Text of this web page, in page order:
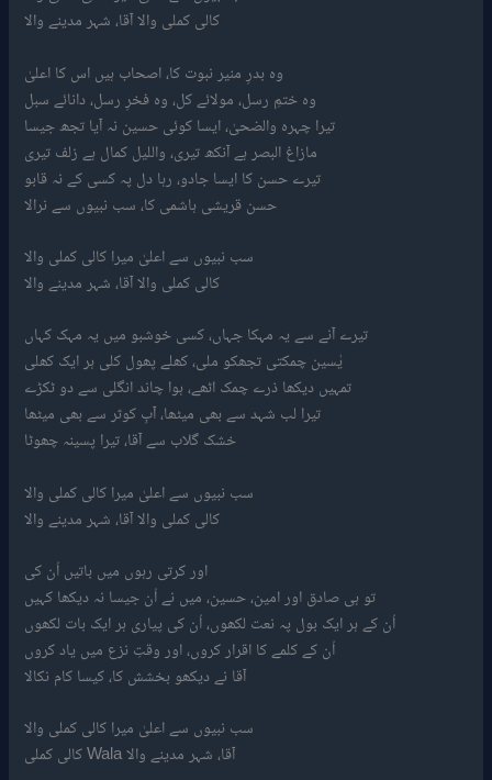
کالی کملی والا آقا، شہر مدینے والا
وہ بدرِ منیر نبوت کا، اصحاب ہیں اس کا اعلیٰ
وہ ختمِ رسل، مولائے کل، وہ فخرِ رسل، دانائے سبل
تیرا چہرہ والضحیٰ، ایسا کوئی حسین نہ آیا تجھ جیسا
مازاغ البصر ہے آنکھ تیری، واللیل کمال ہے زلف تیری
تیرے حسن کا ایسا جادو، رہا دل پہ کسی کے نہ قابو
حسن قریشی ہاشمی کا، سب نبیوں سے نرالا
سب نبیوں سے اعلیٰ میرا کالی کملی والا
کالی کملی والا آقا، شہر مدینے والا
تیرے آنے سے یہ مہکا جہاں، کسی خوشبو میں یہ مہک کہاں
یٰسین چمکتی تجھکو ملی، کھلے پھول کلی ہر ایک کھلی
تمہیں دیکھا ذرے چمک اٹھے، ہوا چاند انگلی سے دو ٹکڑے
تیرا لب شہد سے بھی میٹھا، آبِ کوثر سے بھی میٹھا
خشک گلاب سے آقا، تیرا پسینہ چھوٹا
سب نبیوں سے اعلیٰ میرا کالی کملی والا
کالی کملی والا آقا، شہر مدینے والا
اور کرتی رہوں میں باتیں اُن کی
تو ہی صادق اور امین، حسین، میں نے اُن جیسا نہ دیکھا کہیں
اُن کے ہر ایک بول پہ نعت لکھوں، اُن کی پیاری ہر ایک بات لکھوں
اُن کے کلمے کا اقرار کروں، اور وقتِ نزع میں یاد کروں
آقا نے دیکھو بخشش کا، کیسا کام نکالا
سب نبیوں سے اعلیٰ میرا کالی کملی والا
کالی کملی Wala آقا، شہر مدینے والا